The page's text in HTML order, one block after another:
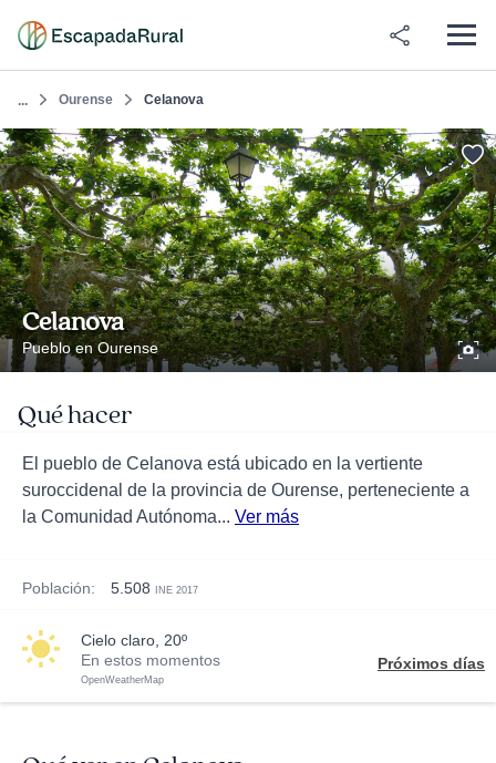
... Ourense Celanova
Celanova
Pueblo en Ourense
Qué hacer
El pueblo de Celanova está ubicado en la vertiente
suroccidenal de la provincia de Ourense, perteneciente a
la Comunidad Autónoma... Ver más
Población: 5.508 INE 2017
cielo claro, 20º
En estos momentos
OpenWeatherMap
Próximos días